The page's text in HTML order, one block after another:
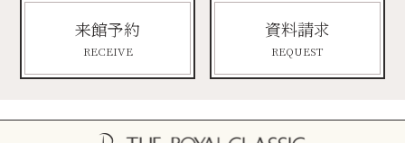
来館予約
RECEIVE
資料請求
REQUEST